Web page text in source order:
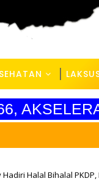
Halal Bihalal